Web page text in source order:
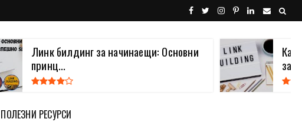
Линк билдинг за начинаещи: Основни
принц...
за
РЕСУРСИ